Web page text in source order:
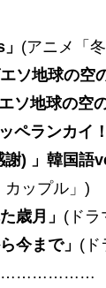
(アニメ「
ソ地球の空
地球の空
ランカイ！
) 」韓国語
カップル」)
歳月」 (ドラ
今まで」 (ド